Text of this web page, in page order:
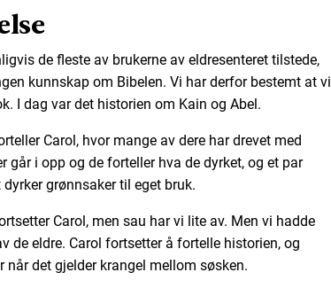
de fleste av brukerne av eldresenteret tilstede,
kunnskap om Bibelen. Vi har derfor bestemt at vi
I dag var det historien om Kain og Abel.
Carol, hvor mange av dere har drevet med
går i opp og de forteller hva de dyrket, og et par
grønnsaker til eget bruk.
Carol, men sau har vi lite av. Men vi hadde
de eldre. Carol fortsetter å fortelle historien, og
når det gjelder krangel mellom søsken.